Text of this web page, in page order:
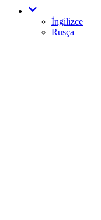
İngilizce
Rusça